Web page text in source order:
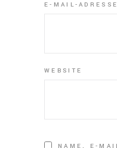
E-MAIL-
WEBSITE
NAME, E-